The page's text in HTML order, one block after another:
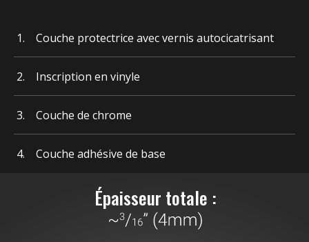
Couche protectrice avec vernis autocicatrisant
Inscription en vinyle
Couche de chrome
Couche adhésive de base
Épaisseur totale :